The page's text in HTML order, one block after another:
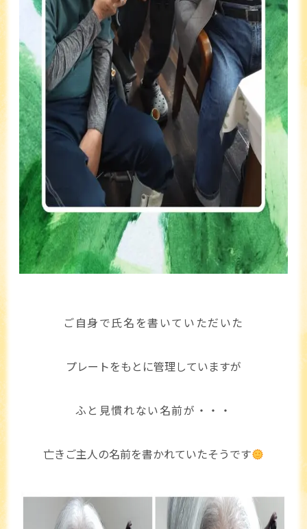
ご自身で氏名を書いていただいた
プレートをもとに管理していますが
ふと見慣れない名前が・・・
亡きご主人の名前を書かれていたそうです